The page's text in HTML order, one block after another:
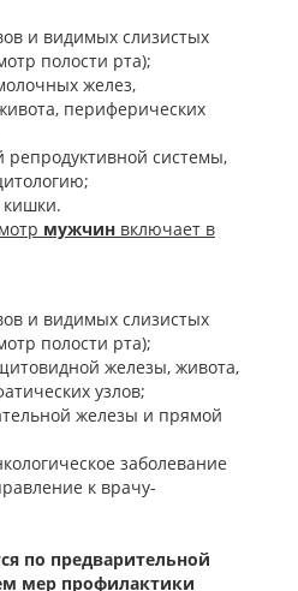
и видимых слизистых
полости рта);
желез,
периферических
репродуктивной системы,
кишки.
мужчин включает в
и видимых слизистых
полости рта);
железы, живота,
узлов;
железы и прямой
заболевание
к врачу-
по предварительной
мер профилактики